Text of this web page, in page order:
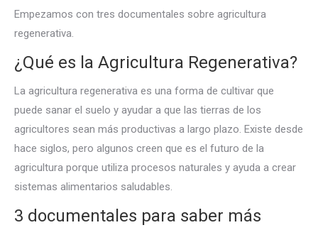
Empezamos con tres documentales sobre agricultura
regenerativa.
¿Qué es la Agricultura Regenerativa?
La agricultura regenerativa es una forma de cultivar que
puede sanar el suelo y ayudar a que las tierras de los
agricultores sean más productivas a largo plazo. Existe desde
hace siglos, pero algunos creen que es el futuro de la
agricultura porque utiliza procesos naturales y ayuda a crear
sistemas alimentarios saludables.
3 documentales para saber más